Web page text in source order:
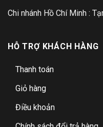
Chi nhánh Hồ Chí Minh :
HỖ TRỢ KHÁCH HÀNG
Thanh toán
Giỏ hàng
Điều khoản